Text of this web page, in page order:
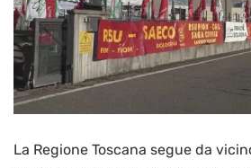
La Regione Toscana segue da